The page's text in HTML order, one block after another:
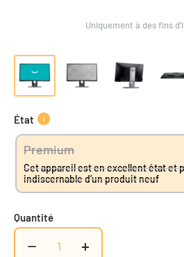
Uniquement à des fins
État
Premium
Cet appareil est en excellent état et
indiscernable d’un produit neuf
Quantité
− +